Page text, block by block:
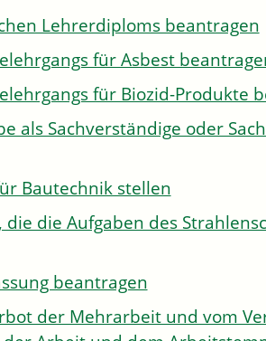
Lehrerdiploms beantragen
für Asbest
für Biozid-Produkte
als Sachverständige oder
Bautechnik stellen
die Aufgaben des
beantragen
der Mehrarbeit und vom